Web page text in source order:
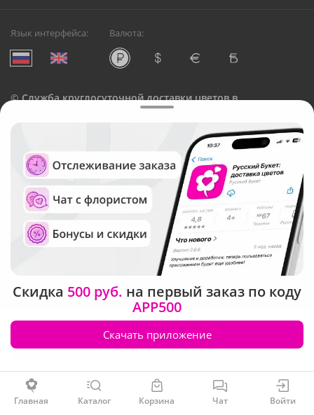
Заказать
Язык интерфейса: Валюта:
©Служба круглосуточной доставки цветов в
Русский Букет, 2026
Общество с ограниченной ответственностью «Технология»
ОГРН: 1195476081745, ИНН: 5410081997
Юридический адрес: г. Новосибирск, ул. Ипподромская,
д.42, оф. 3
Рейтинг Русского букета в г. Новосибирск
Главная Каталог Корзина Чат Войти
Скидка 500 руб. на первый заказ по коду
APP500
Скачать приложение